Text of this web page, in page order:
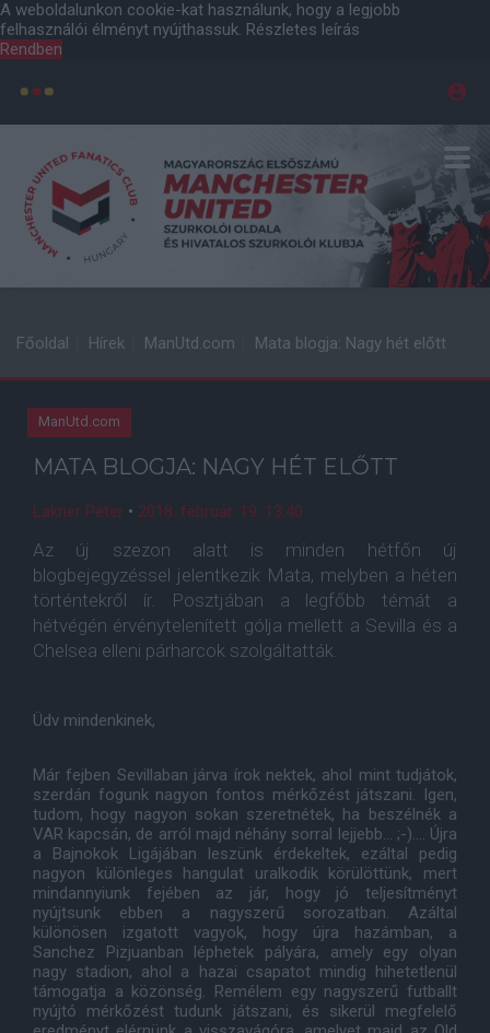
A weboldalunkon cookie-kat használunk, hogy a legjobb
felhasználói élményt nyújthassuk. Részletes leírás
Rendben
Főoldal Hírek ManUtd.com Mata blogja: Nagy hét előtt
ManUtd.com
MATA BLOGJA: NAGY HÉT ELŐTT
Lakner Péter • 2018. február. 19. 13:40
Az új szezon alatt is minden hétfőn új
blogbejegyzéssel jelentkezik Mata, melyben a héten
történtekről ír. Posztjában a legfőbb témát a
hétvégén érvénytelenített gólja mellett a Sevilla és a
Chelsea elleni párharcok szolgáltatták.
Üdv mindenkinek,
Már fejben Sevillaban járva írok nektek, ahol mint tudjátok,
szerdán fogunk nagyon fontos mérkőzést játszani. Igen,
tudom, hogy nagyon sokan szeretnétek, ha beszélnék a
VAR kapcsán, de arról majd néhány sorral lejjebb... ;-).... Újra
a Bajnokok Ligájában leszünk érdekeltek, ezáltal pedig
nagyon különleges hangulat uralkodik körülöttünk, mert
mindannyiunk fejében az jár, hogy jó teljesítményt
nyújtsunk ebben a nagyszerű sorozatban. Azáltal
különösen izgatott vagyok, hogy újra hazámban, a
Sanchez Pizjuanban léphetek pályára, amely egy olyan
nagy stadion, ahol a hazai csapatot mindig hihetetlenül
támogatja a közönség. Remélem egy nagyszerű futballt
nyújtó mérkőzést tudunk játszani, és sikerül megfelelő